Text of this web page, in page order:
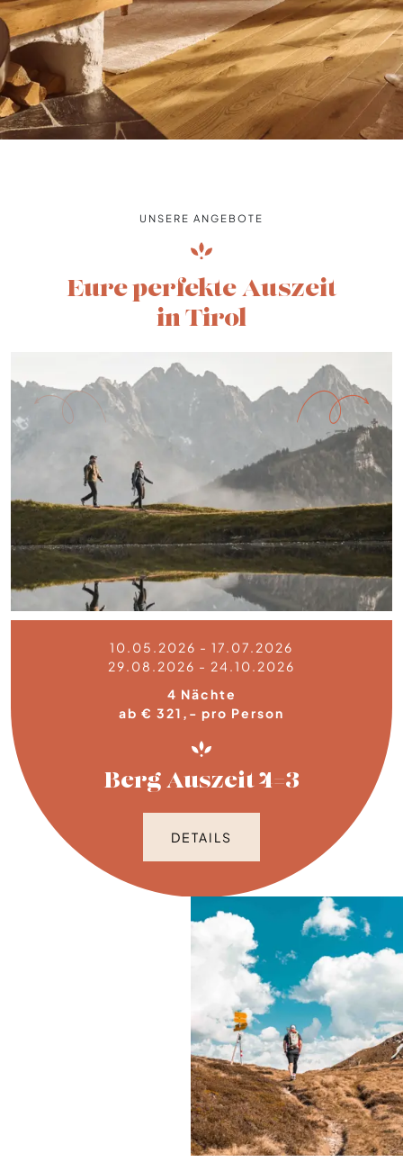
UNSERE ANGEBOTE
Eure perfekte Auszeit
in Tirol
10.05.2026 - 17.07.2026
29.08.2026 - 24.10.2026
4 Nächte
ab € 321,- pro Person
Berg Auszeit 4=3
DETAILS